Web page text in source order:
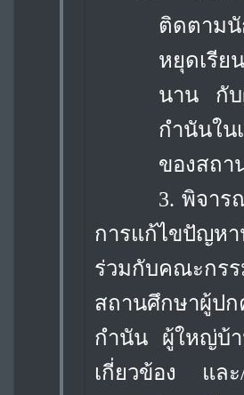
ติดตามนั
หยุดเรีย
นาน กับ
กำนันใน
ของสถา
3. พิจารณา
การแก้ไขปัญหา
ร่วมกับคณะกรร
สถานศึกษาผู้ปก
กำนัน ผู้ใหญ่บ้
เกี่ยวข้อง แล